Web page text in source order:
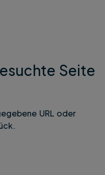
Seite
URL oder